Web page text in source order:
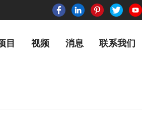
目 视频 消息 联系我们